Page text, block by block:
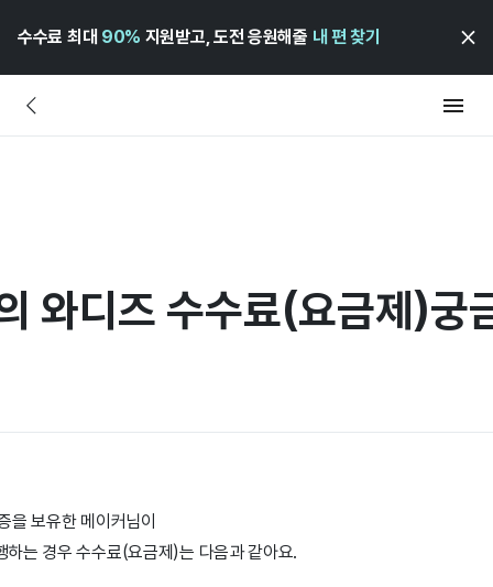
수수료 최대 90% 지원받고, 도전 응원해줄 내 편 찾기
와디즈 수수료(요금제)궁
을 보유한 메이커님이
하는 경우 수수료(요금제)는 다음과 같아요.